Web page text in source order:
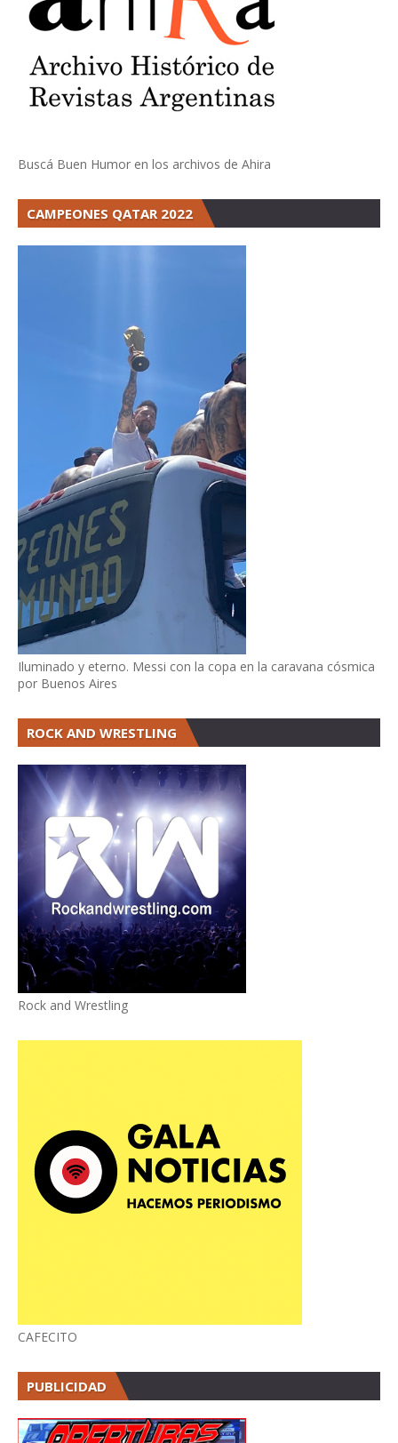
Buscá Buen Humor en los archivos de Ahira
CAMPEONES QATAR 2022
Iluminado y eterno. Messi con la copa en la caravana cósmica
por Buenos Aires
ROCK AND WRESTLING
Rock and Wrestling
CAFECITO
PUBLICIDAD